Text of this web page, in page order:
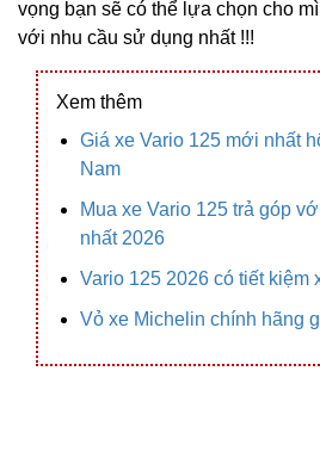
vọng bạn sẽ có thể lựa chọn cho
với nhu cầu sử dụng nhất !!!
Xem thêm
Giá xe Vario 125 mới nhất
Nam
Mua xe Vario 125 trả góp
nhất 2026
Vario 125 2026 có tiết kiệm
Vỏ xe Michelin chính hãng